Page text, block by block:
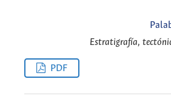
Estratigrafía,
PDF